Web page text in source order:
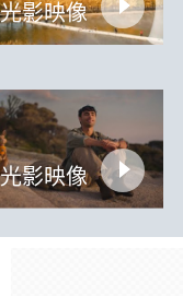
光影映像
光影映像